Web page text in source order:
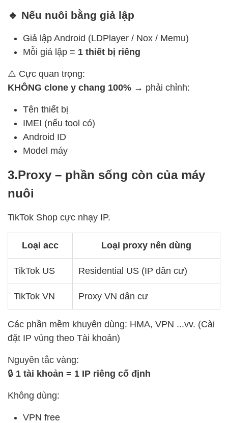
🔹 Nếu nuôi bằng giả lập
Giả lập Android (LDPlayer / Nox / Memu)
Mỗi giả lập = 1 thiết bị riêng
⚠️ Cực quan trọng:
KHÔNG clone y chang 100% → phải chỉnh:
Tên thiết bị
IMEI (nếu tool có)
Android ID
Model máy
3.Proxy – phần sống còn của máy
nuôi
TikTok Shop cực nhạy IP.
Loại acc Loại proxy nên dùng
TikTok US Residential US (IP dân cư)
TikTok VN Proxy VN dân cư
Các phần mềm khuyên dùng: HMA, VPN ...vv. (Cài
đặt IP vùng theo Tài khoản)
Nguyên tắc vàng:
🔒 1 tài khoản = 1 IP riêng cố định
Không dùng:
VPN free